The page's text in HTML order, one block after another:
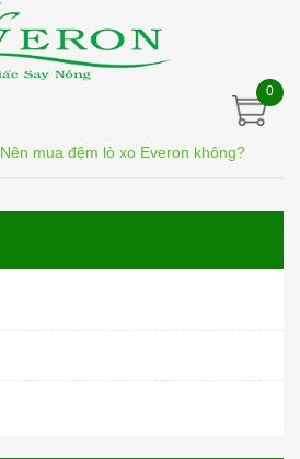
0
Nên mua đệm lò xo Everon không?